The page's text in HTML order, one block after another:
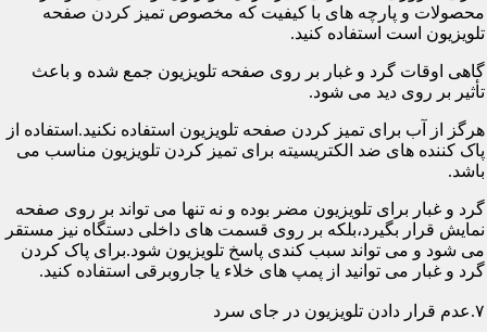
محصولات و پارچه های با کیفیت که مخصوص تمیز کردن صفحه
تلویزیون است استفاده کنید.
گاهی اوقات گرد و غبار بر روی صفحه تلویزیون جمع شده و باعث
تأثیر بر روی دید می شود.
هرگز از آب برای تمیز کردن صفحه تلویزیون استفاده نکنید.استفاده از
پاک کننده های ضد الکتریسیته برای تمیز کردن تلویزیون مناسب می
باشد.
گرد و غبار برای تلویزیون مضر بوده و نه تنها می تواند بر روی صفحه
نمایش قرار بگیرد،بلکه بر روی قسمت های داخلی دستگاه نیز مستقر
می شود و می تواند سبب کندی پاسخ تلویزیون شود.برای پاک کردن
گرد و غبار می توانید از پمپ های خلاء یا جاروبرقی استفاده کنید.
۷.عدم قرار دادن تلویزیون در جای سرد